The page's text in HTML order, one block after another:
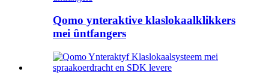
Qomo ynteraktive klaslokaalklikkers
mei ûntfangers